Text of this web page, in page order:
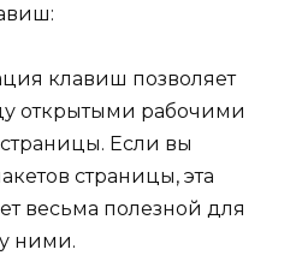
клавиш позволяет
открытыми рабочими
Если вы
страницы, эта
весьма полезной для
ними.